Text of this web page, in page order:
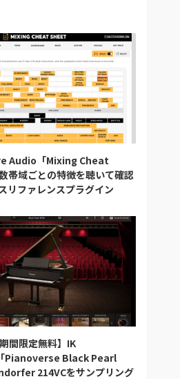
Audio「Mixing Cheat
帯域ごとの特徴を聴いて確認
リファレンスプラグイン
間限定無料】IK
Pianoverse Black Pearl
214VCをサンプリング